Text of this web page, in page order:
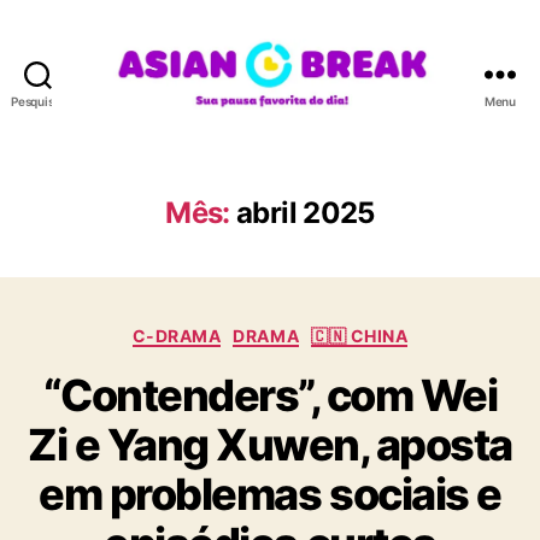
Pesquisar
A
N
R
A
Menu
Mês: abril 2025
C
t
e
g
o
r
i
C-DRAMA DRAMA 🇨🇳 CHINA
“Contenders”, com Wei
Zi e Yang Xuwen, aposta
em problemas sociais e